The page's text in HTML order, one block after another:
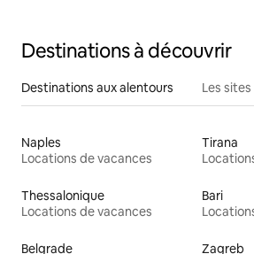
Destinations à découvrir
Destinations aux alentours Les
Naples
Locations de vacances
Tirana
Thessalonique
Locations de vacances
Bari
Belgrade
Zagreb